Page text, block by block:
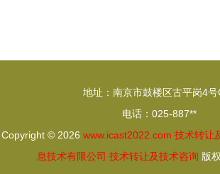
地址：南京市鼓楼区古平岗4号
电话：025-887**
Copyright © 2026 www.icast2022.com 技术转让
息技术有限公司 技术转让及技术咨询 版